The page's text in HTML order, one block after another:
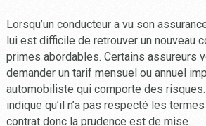
Lorsqu’un conducteur a vu son
lui est difficile de retrouver un nouveau
primes abordables. Certains assureurs
demander un tarif mensuel ou annuel
automobiliste qui comporte des
indique qu’il n’a pas respecté les
contrat donc la prudence est de mise.